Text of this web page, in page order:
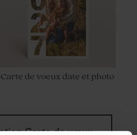
Carte de voeux date et photo
Carte de vœux